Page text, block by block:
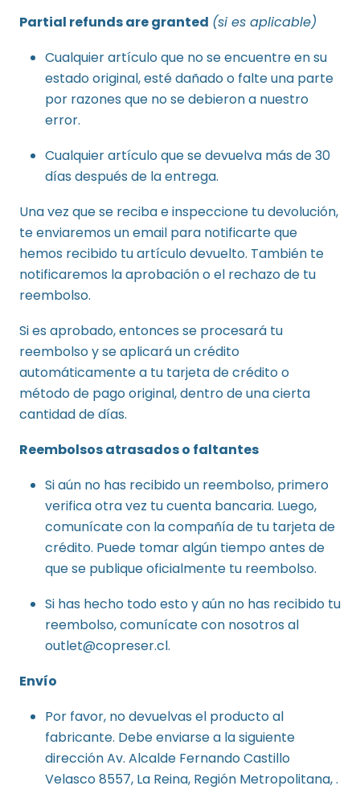
Partial refunds are granted (si es aplicable)
Cualquier artículo que no se encuentre en su
estado original, esté dañado o falte una parte
por razones que no se debieron a nuestro
error.
Cualquier artículo que se devuelva más de 30
días después de la entrega.
Una vez que se reciba e inspeccione tu devolución,
te enviaremos un email para notificarte que
hemos recibido tu artículo devuelto. También te
notificaremos la aprobación o el rechazo de tu
reembolso.
Si es aprobado, entonces se procesará tu
reembolso y se aplicará un crédito
automáticamente a tu tarjeta de crédito o
método de pago original, dentro de una cierta
cantidad de días.
Reembolsos atrasados ​​o faltantes
Si aún no has recibido un reembolso, primero
verifica otra vez tu cuenta bancaria. Luego,
comunícate con la compañía de tu tarjeta de
crédito. Puede tomar algún tiempo antes de
que se publique oficialmente tu reembolso.
Si has hecho todo esto y aún no has recibido tu
reembolso, comunícate con nosotros al
outlet@copreser.cl.
Envío
Por favor, no devuelvas el producto al
fabricante. Debe enviarse a la siguiente
dirección Av. Alcalde Fernando Castillo
Velasco 8557, La Reina, Región Metropolitana, .